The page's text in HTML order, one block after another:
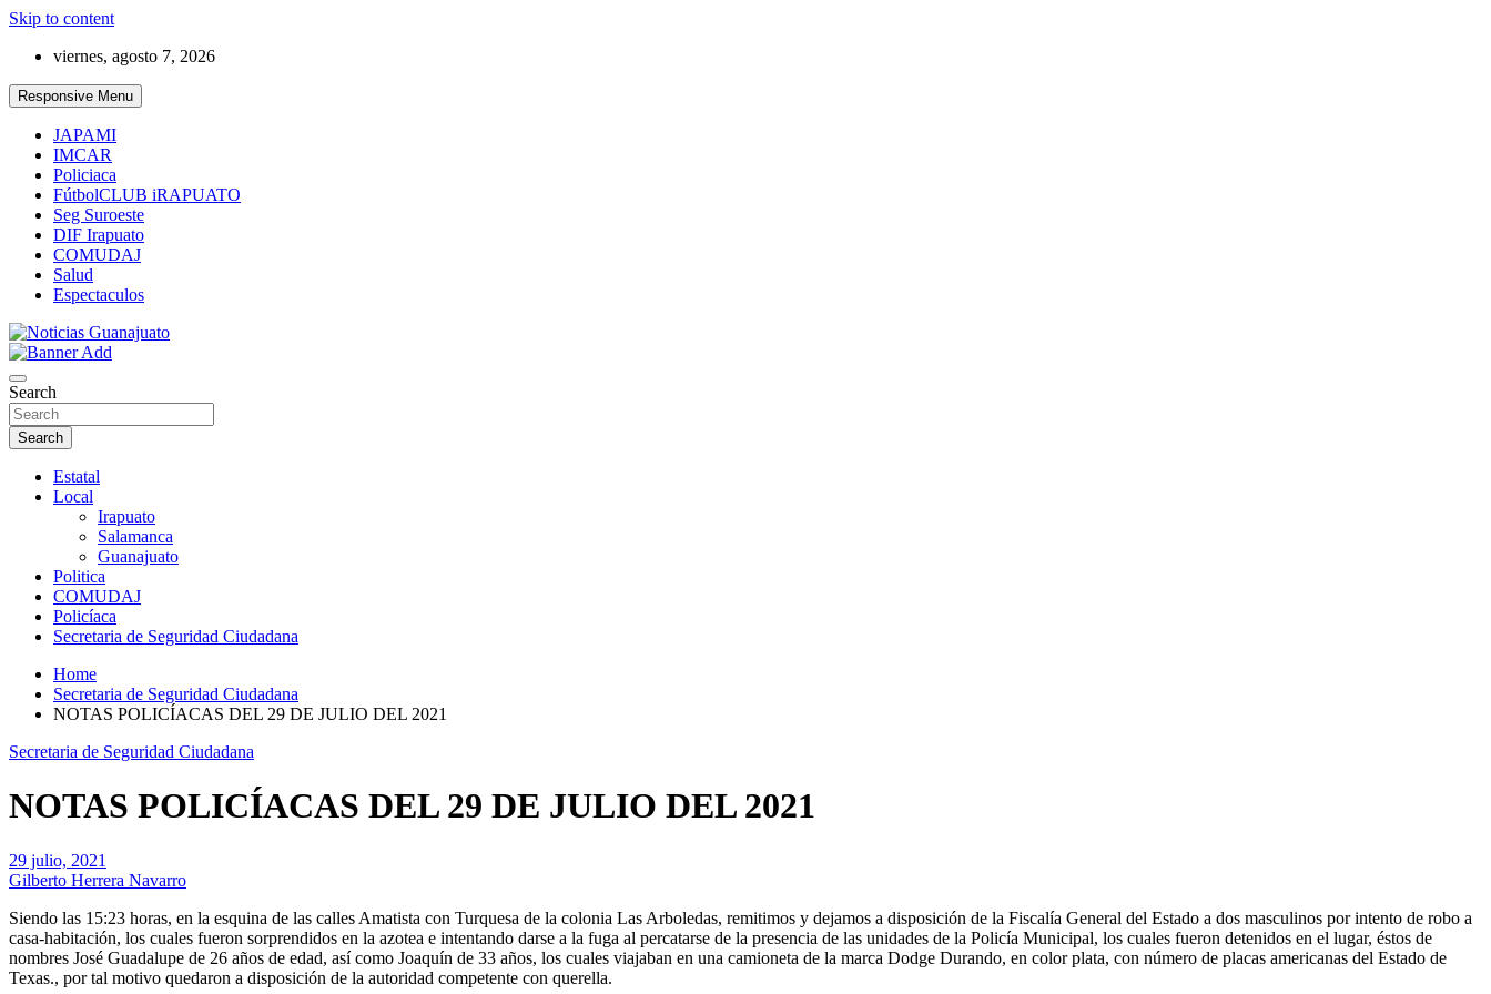
Skip to content
viernes, agosto 7, 2026
Responsive Menu
JAPAMI
IMCAR
Policiaca
FútbolCLUB iRAPUATO
Seg Suroeste
DIF Irapuato
COMUDAJ
Salud
Espectaculos
Noticias Guanajuato
Search
Search
Estatal
Local
Irapuato
Salamanca
Guanajuato
Politica
COMUDAJ
Policíaca
Secretaria de Seguridad Ciudadana
Home
Secretaria de Seguridad Ciudadana
NOTAS POLICÍACAS DEL 29 DE JULIO DEL 2021
Secretaria de Seguridad Ciudadana
NOTAS POLICÍACAS DEL 29 DE JULIO DEL 2021
29 julio, 2021
Gilberto Herrera Navarro
Siendo las 15:23 horas, en la esquina de las calles Amatista con Turquesa de la colonia Las Arboledas, remitimos y dejamos a disposición de la Fiscalía General del Estado a dos masculinos por intento de robo a
casa-habitación, los cuales fueron sorprendidos en la azotea e intentando darse a la fuga al percatarse de la presencia de las unidades de la Policía Municipal, los cuales fueron detenidos en el lugar, éstos de
nombres José Guadalupe de 26 años de edad, así como Joaquín de 33 años, los cuales viajaban en una camioneta de la marca Dodge Durando, en color plata, con número de placas americanas del Estado de
Texas., por tal motivo quedaron a disposición de la autoridad competente con querella.